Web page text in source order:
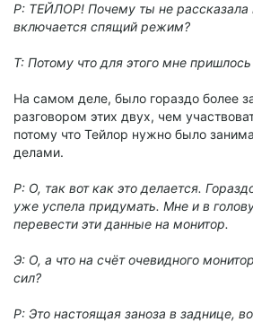
Р: ТЕЙЛОР! Почему ты не рассказала
включается спящий режим?
Т: Потому что для этого мне
На самом деле, было гораздо более
разговором этих двух, чем
потому что Тейлор нужно было
делами.
Р: О, так вот как это делается.
уже успела придумать. Мне и в
перевести эти данные на монитор.
Э: О, а что на счёт очевидного
сил?
Р: Это настоящая заноза в заднице,